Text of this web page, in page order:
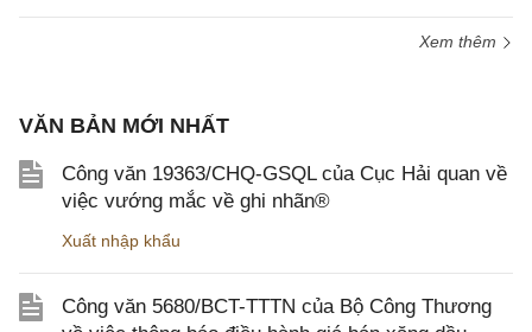
Xem thêm
VĂN BẢN MỚI NHẤT
Công văn 19363/CHQ-GSQL của Cục Hải quan về
việc vướng mắc về ghi nhãn®
Xuất nhập khẩu
Công văn 5680/BCT-TTTN của Bộ Công Thương